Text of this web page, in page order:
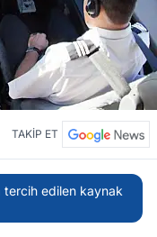
TAKİP ET
tercih edilen kaynak